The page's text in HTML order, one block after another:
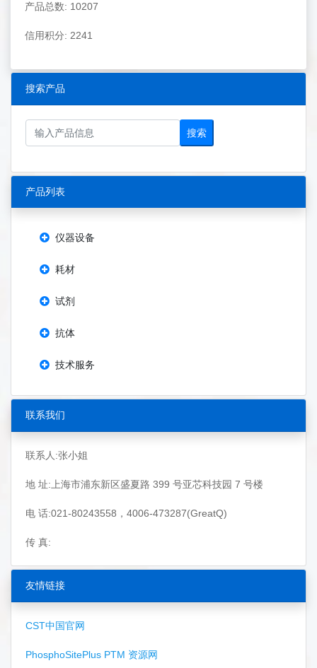
产品总数: 10207
信用积分: 2241
搜索产品
搜索
产品列表
仪器设备
耗材
试剂
抗体
技术服务
联系我们
联系人:张小姐
地 址:上海市浦东新区盛夏路 399 号亚芯科技园 7 号楼
电 话:021-80243558，4006-473287(GreatQ)
传 真:
友情链接
CST中国官网
PhosphoSitePlus PTM 资源网